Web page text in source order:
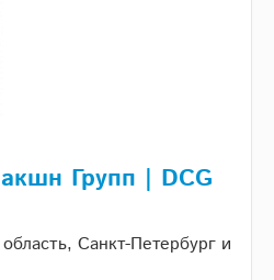
Групп | DCG
Санкт-Петербург и